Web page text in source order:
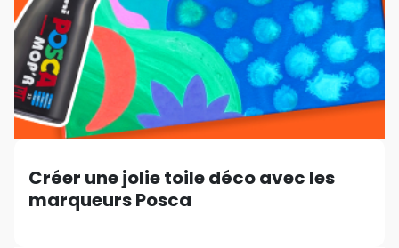
Créer une jolie toile déco avec les
marqueurs Posca